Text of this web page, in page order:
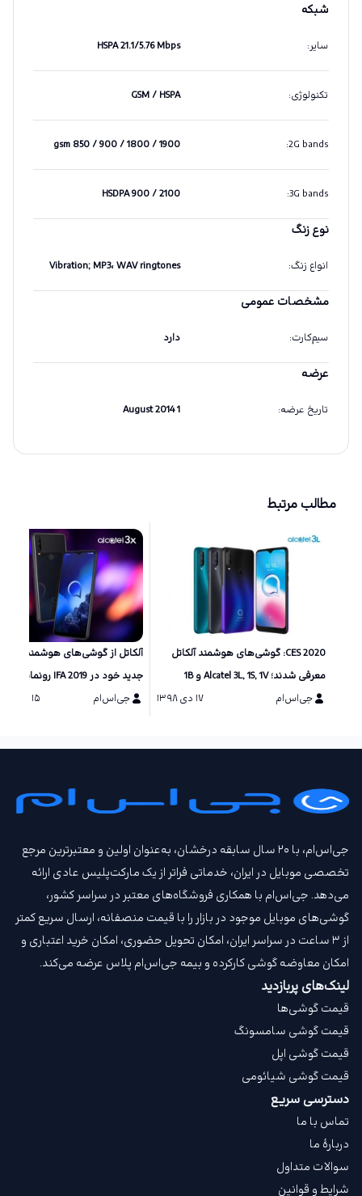
شبکه
سایر:
HSPA 21.1/5.76 Mbps
تکنولوژی:
GSM / HSPA
2G bands
:
gsm 850 / 900 / 1800 / 1900
3G bands
:
HSDPA 900 / 2100
نوع زنگ
انواع زنگ: Vibration; MP3، WAV ringtones
مشخصات عمومی
سیم‌کارت: دارد
عرضه
تاریخ عرضه:
1 August 2014
مطالب مرتبط
CES 2020: گوشی‌های هوشمند آلکاتل
معرفی شدند؛ Alcatel 3L, 1S, 1V و 1B
جی‌اس‌ام
۱۷ دی ۱۳۹۸
آلکاتل از گوشی‌های هوشمند و
جدید خود در IFA 2019 رونمایی کرد
جی‌اس‌ام
۱۵ شهریور ۱۳۹۸
جی‌اس‌ام، با ۲۰ سال سابقه درخشان، به‌عنوان اولین و معتبرترین مرجع
تخصصی موبایل در ایران، خدماتی فراتر از یک مارکت‌پلیس عادی ارائه
می‌دهد. جی‌اس‌ام با همکاری فروشگاه‌های معتبر در سراسر کشور،
گوشی‌های موبایل موجود در بازار را با قیمت‌ منصفانه، ارسال سریع کمتر
از ۳ ساعت در سراسر ایران، امکان تحویل حضوری، امکان خرید اعتباری و
امکان معاوضه گوشی کارکرده و بیمه جی‌اس‌ام‌ پلاس عرضه می‌کند.
لینک‌های پربازدید
قیمت گوشی‌ها
قیمت گوشی سامسونگ
قیمت گوشی اپل
قیمت گوشی شیائومی
دسترسی سریع
تماس با ما
دربارهٔ ما
سوالات متداول
شرایط و قوانین